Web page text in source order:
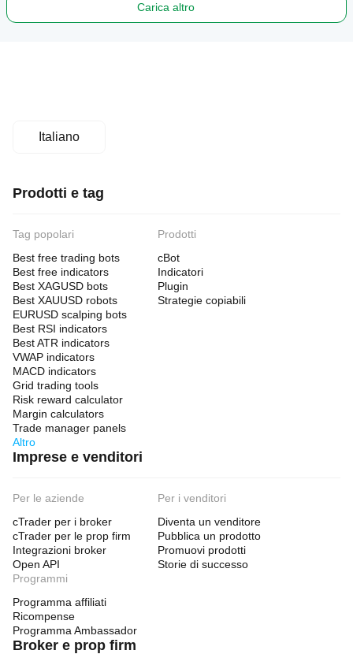
Carica altro
Italiano
Prodotti e tag
Tag popolari
Best free trading bots
Best free indicators
Best XAGUSD bots
Best XAUUSD robots
EURUSD scalping bots
Best RSI indicators
Best ATR indicators
VWAP indicators
MACD indicators
Grid trading tools
Risk reward calculator
Margin calculators
Trade manager panels
Altro
Prodotti
cBot
Indicatori
Plugin
Strategie copiabili
Imprese e venditori
Per le aziende
cTrader per i broker
cTrader per le prop firm
Integrazioni broker
Open API
Per i venditori
Diventa un venditore
Pubblica un prodotto
Promuovi prodotti
Storie di successo
Programmi
Programma affiliati
Ricompense
Programma Ambassador
Broker e prop firm